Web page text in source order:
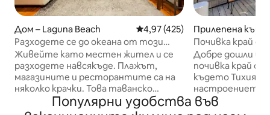
Дом – Laguna Beach Средна оценка: 4,97 от 5,
4,97 (425)
Разходете се до океана от този
лофт в Лагуна Бийч
Живейте като местен жител и се
разходете навсякъде. Плажът,
магазините и ресторантите са на
няколко крачки. Това таванско
помещение предлага гледка към
океана и всички удобства,
Прилепена къща
Beach
Почивка край
достъп до
Добре дошли в
почивка край
където Тихият
настроението,
на няколко
стълбище. – 4 спални места |
Популярни удобства във